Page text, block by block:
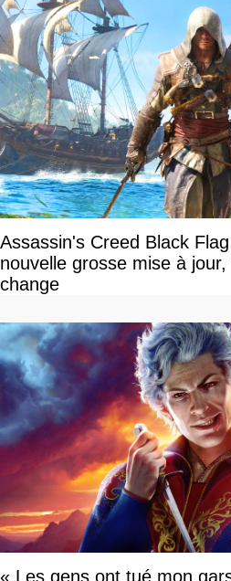
Assassin's Creed Black
nouvelle grosse mise à
change
« Les gens ont tué mon